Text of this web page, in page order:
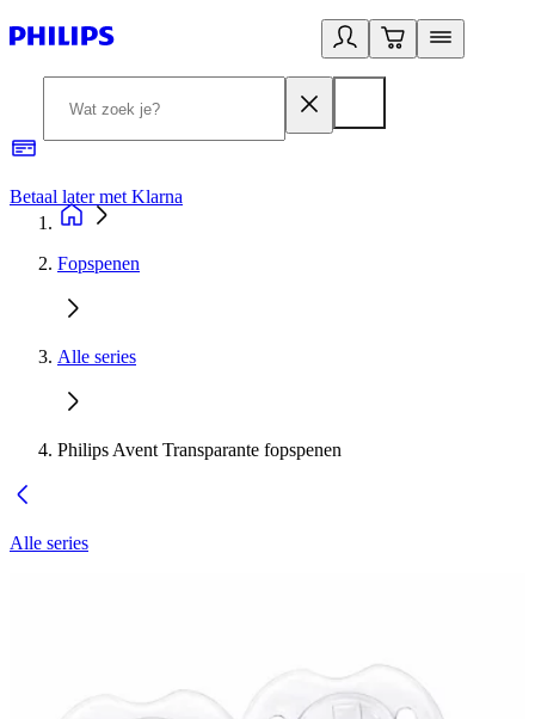
Betaal later met Klarna
Fopspenen
Alle series
Philips Avent Transparante fopspenen
Alle series